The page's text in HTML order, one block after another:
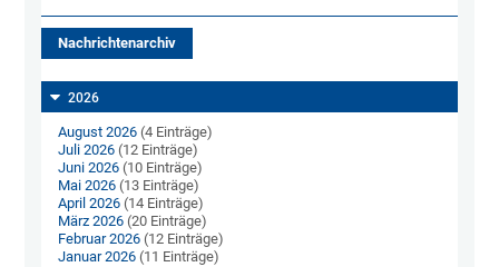
Nachrichtenarchiv
2026
August 2026 (4 Einträge)
Juli 2026 (12 Einträge)
Juni 2026 (10 Einträge)
Mai 2026 (13 Einträge)
April 2026 (14 Einträge)
März 2026 (20 Einträge)
Februar 2026 (12 Einträge)
Januar 2026 (11 Einträge)